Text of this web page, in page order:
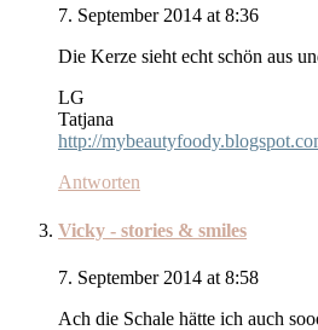
7. September 2014 at 8:36
Die Kerze sieht echt schön aus
LG
Tatjana
http://
Antworten
Vicky - stories & smiles
7. September 2014 at 8:58
Ach die Schale hätte ich auch